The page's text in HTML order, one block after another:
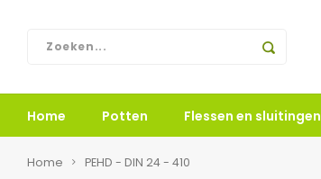
Home Potten Flessen en sluitingen
Home PEHD - DIN 24 - 410